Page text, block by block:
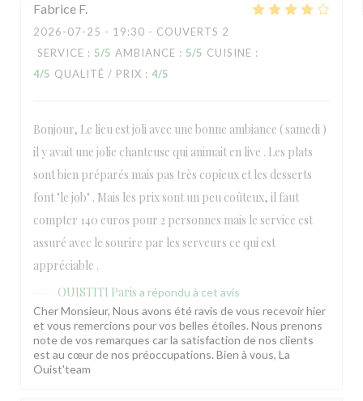
Fabrice F
2026-07-25 - 19:30 - COUVERTS 2
SERVICE : 5/5 AMBIANCE : 5/5 CUISINE :
4/5 QUALITÉ / PRIX : 4/5
Bonjour, Le lieu est joli avec une bonne ambiance ( samedi )
il y avait une jolie chanteuse qui animait en live . Les plats
sont bien préparés mais pas très copieux et les desserts
font "le job" . Mais les prix sont un peu coûteux, il faut
compter 140 euros pour 2 personnes mais le service est
assuré avec le sourire par les serveurs ce qui est
appréciable .
OUISTITI Paris a répondu à cet avis
Cher Monsieur, Nous avons été ravis de vous recevoir hier
et vous remercions pour vos belles étoiles. Nous prenons
note de vos remarques car la satisfaction de nos clients
est au cœur de nos préoccupations. Bien à vous, La
Ouist'team